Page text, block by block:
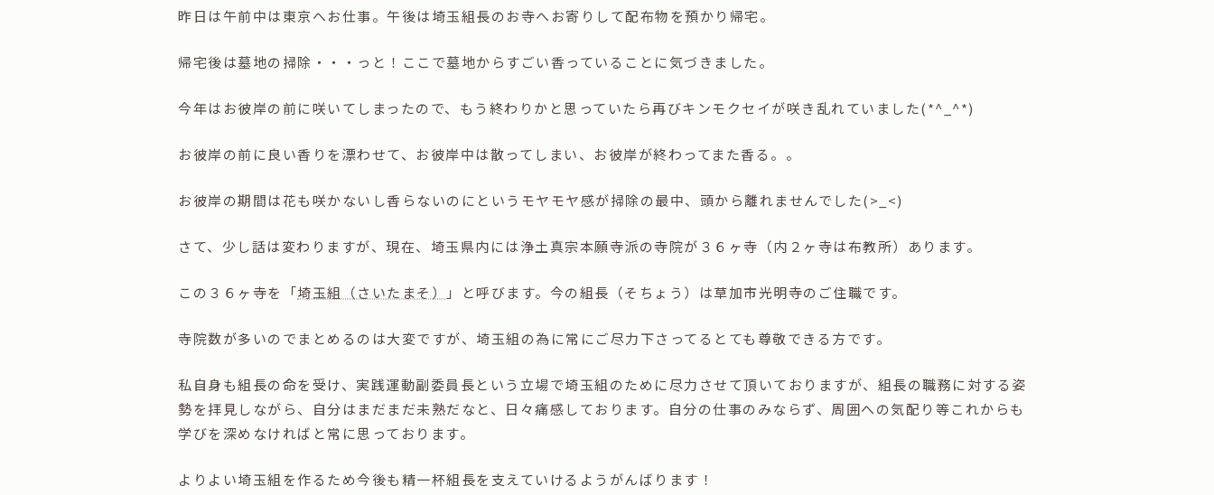
昨日は午前中は東京へお仕事。午後は埼玉組長のお寺へお寄りして配布物を預かり帰宅。
帰宅後は墓地の掃除・・・っと！ここで墓地からすごい香っていることに気づきました。
今年はお彼岸の前に咲いてしまったので、もう終わりかと思っていたら再びキンモクセイが咲き乱れていました(*^_^*)
お彼岸の前に良い香りを漂わせて、お彼岸中は散ってしまい、お彼岸が終わってまた香る。。
お彼岸の期間は花も咲かないし香らないのにというモヤモヤ感が掃除の最中、頭から離れませんでした(>_<)
さて、少し話は変わりますが、現在、埼玉県内には浄土真宗本願寺派の寺院が３６ヶ寺（内２ヶ寺は布教所）あります。
この３６ヶ寺を「埼玉組（さいたまそ） 」と呼びます。今の組長（そちょう）は草加市光明寺のご住職です。
寺院数が多いのでまとめるのは大変ですが、埼玉組の為に常にご尽力下さってるとても尊敬できる方です。
私自身も組長の命を受け、実践運動副委員長という立場で埼玉組のために尽力させて頂いておりますが、組長の職務に対する姿
勢を拝見しながら、自分はまだまだ未熟だなと、日々痛感しております。自分の仕事のみならず、周囲への気配り等これからも
学びを深めなければと常に思っております。
よりよい埼玉組を作るため今後も精一杯組長を支えていけるようがんばります！